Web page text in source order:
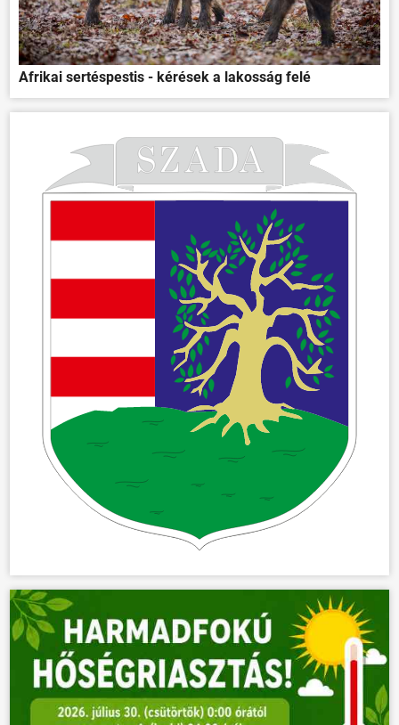
Afrikai sertéspestis - kérések a lakosság felé